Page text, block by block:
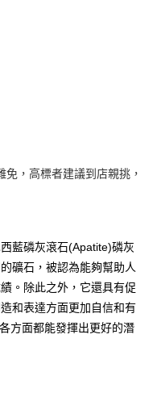
費
，高標者建議到店親挑，
藍磷灰滾石(Apatite)磷灰
礦石，被認為能夠幫助人
。除此之外，它還具有促
和表達方面更加自信和有
方面都能發揮出更好的潛